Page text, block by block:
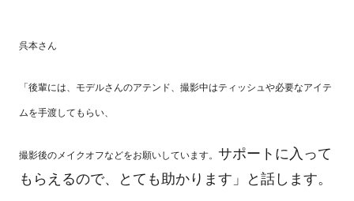
呉本さん
「後輩には、モデルさんのアテンド、撮影中はティッシュや必要なアイテ
ムを手渡してもらい、
撮影後のメイクオフなどをお願いしています。 サポートに入って
もらえるので、とても助かります」と話します。